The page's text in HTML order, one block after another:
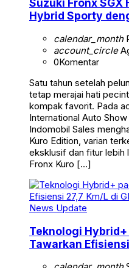
Suzuki Fronx SGX
Hybrid Sporty
calendar_month
account_circle
0Komentar
Satu tahun setelah
tetap merajai hati
kompak favorit. Pada
International Auto
Indomobil Sales
Kuro Edition, varian
eksklusif dan fitur lebih
Fronx Kuro […]
News Update
Teknologi Hybrid+
Tawarkan